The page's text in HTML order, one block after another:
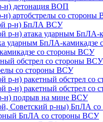
н) детонация ВОП
н) артобстрелы со стороны
р-н) БпЛА ВСУ
р-н) атака ударным
ударным БпЛА-
со стороны ВСУ
обстрел со стороны ВСУ
со стороны ВСУ
р-н) ракетный обстрел со
р-н) ракетный обстрел со
н) подрыв на мине ВСУ
Советский р-ны) БпЛА
БпЛА со стороны ВСУ